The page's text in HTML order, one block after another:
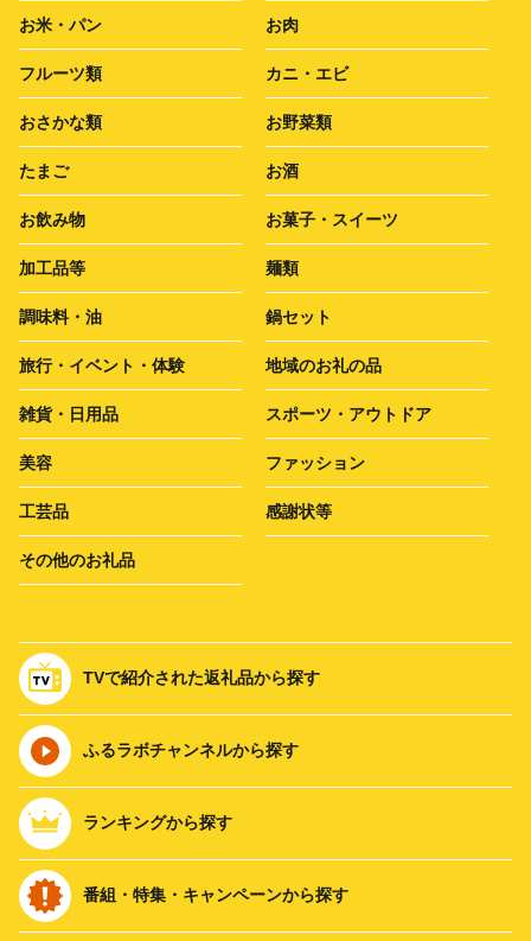
お米・パン お肉
フルーツ類 カニ・エビ
おさかな類 お野菜類
たまご お酒
お飲み物 お菓子・スイーツ
加工品等 麺類
調味料・油 鍋セット
旅行・イベント・体験 地域のお礼の品
雑貨・日用品 スポーツ・アウトドア
美容 ファッション
工芸品 感謝状等
その他のお礼品
TVで紹介された返礼品から探す
ふるラボチャンネルから探す
ランキングから探す
番組・特集・キャンペーンから探す